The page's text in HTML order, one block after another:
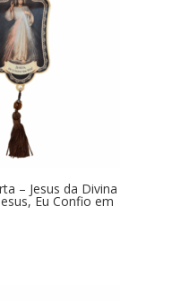
– Jesus da Divina
Eu Confio em